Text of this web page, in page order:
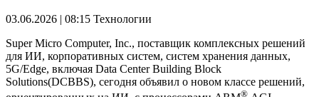
03.06.2026 | 08:15 Технологии
Super Micro Computer, Inc., поставщик комплексных решений
для ИИ, корпоративных систем, систем хранения данных,
5G/Edge, включая Data Center Building Block
Solutions(DCBBS), сегодня объявил о новом классе решений,
®